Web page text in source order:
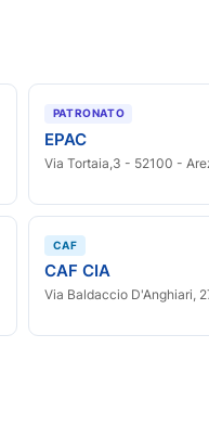
PATRONATO
EPAC
Via Tortaia,3 - 52100 -
CAF
CAF CIA
Via Baldaccio D'Anghiari,